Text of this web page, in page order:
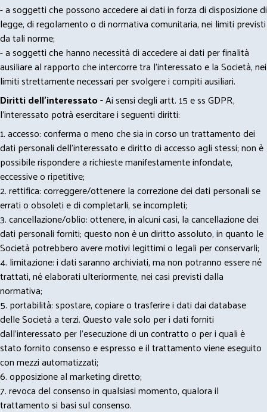
- a soggetti che possono accedere ai dati in forza di disposizione di
legge, di regolamento o di normativa comunitaria, nei limiti previsti
da tali norme;
- a soggetti che hanno necessità di accedere ai dati per finalità
ausiliare al rapporto che intercorre tra l’interessato e la Società, nei
limiti strettamente necessari per svolgere i compiti ausiliari.
Diritti dell’interessato -Ai sensi degli artt. 15 e ss GDPR,
l’interessato potrà esercitare i seguenti diritti:
1. accesso: conferma o meno che sia in corso un trattamento dei
dati personali dell’interessato e diritto di accesso agli stessi; non è
possibile rispondere a richieste manifestamente infondate,
eccessive o ripetitive;
2. rettifica: correggere/ottenere la correzione dei dati personali se
errati o obsoleti e di completarli, se incompleti;
3. cancellazione/oblio: ottenere, in alcuni casi, la cancellazione dei
dati personali forniti; questo non è un diritto assoluto, in quanto le
Società potrebbero avere motivi legittimi o legali per conservarli;
4. limitazione: i dati saranno archiviati, ma non potranno essere né
trattati, né elaborati ulteriormente, nei casi previsti dalla
normativa;
5. portabilità: spostare, copiare o trasferire i dati dai database
delle Società a terzi. Questo vale solo per i dati forniti
dall’interessato per l’esecuzione di un contratto o per i quali è
stato fornito consenso e espresso e il trattamento viene eseguito
con mezzi automatizzati;
6. opposizione al marketing diretto;
7. revoca del consenso in qualsiasi momento, qualora il
trattamento si basi sul consenso.